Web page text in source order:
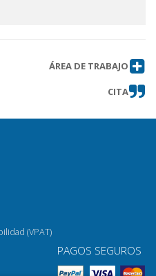
ÁREA DE TRABAJO
CITA
(VPAT)
PAGOS SEGUROS